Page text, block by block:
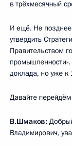
в трёхмесячный
И ещё. Не позднее
утвердить
Правительством
доклада, но уже к
Давайте
В.Шмаков:
Владимирович,